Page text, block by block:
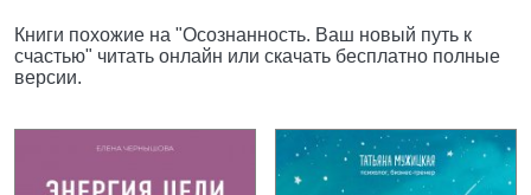
Книги похожие на "Осознанность. Ваш новый путь к
счастью" читать онлайн или скачать бесплатно полные
версии.